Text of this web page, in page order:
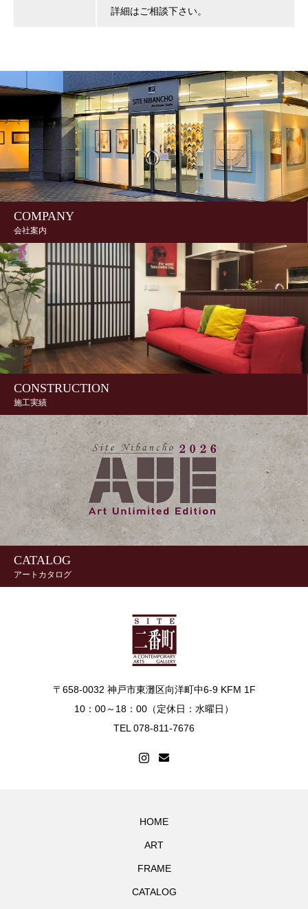
詳細はご相談下さい。
COMPANY
会社案内
CONSTRUCTION
施工実績
CATALOG
アートカタログ
〒658-0032 神戸市東灘区向洋町中6-9 KFM 1F
10：00～18：00（定休日：水曜日）
TEL 078-811-7676
HOME
ART
FRAME
CATALOG